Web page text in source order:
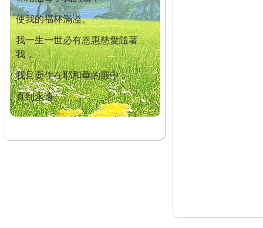
使我的福杯滿溢。
我一生一世必有恩惠慈愛隨著
我，
我且要住在耶和華的殿中，
直到永遠。